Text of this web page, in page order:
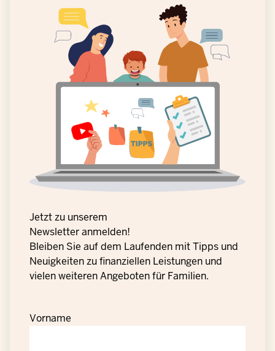
Jetzt zu unserem
Newsletter anmelden!
Bleiben Sie auf dem Laufenden mit Tipps und
Neuigkeiten zu finanziellen Leistungen und
vielen weiteren Angeboten für Familien.
Vorname